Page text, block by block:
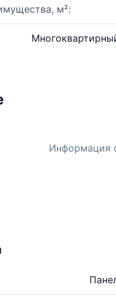
м²:
Информация